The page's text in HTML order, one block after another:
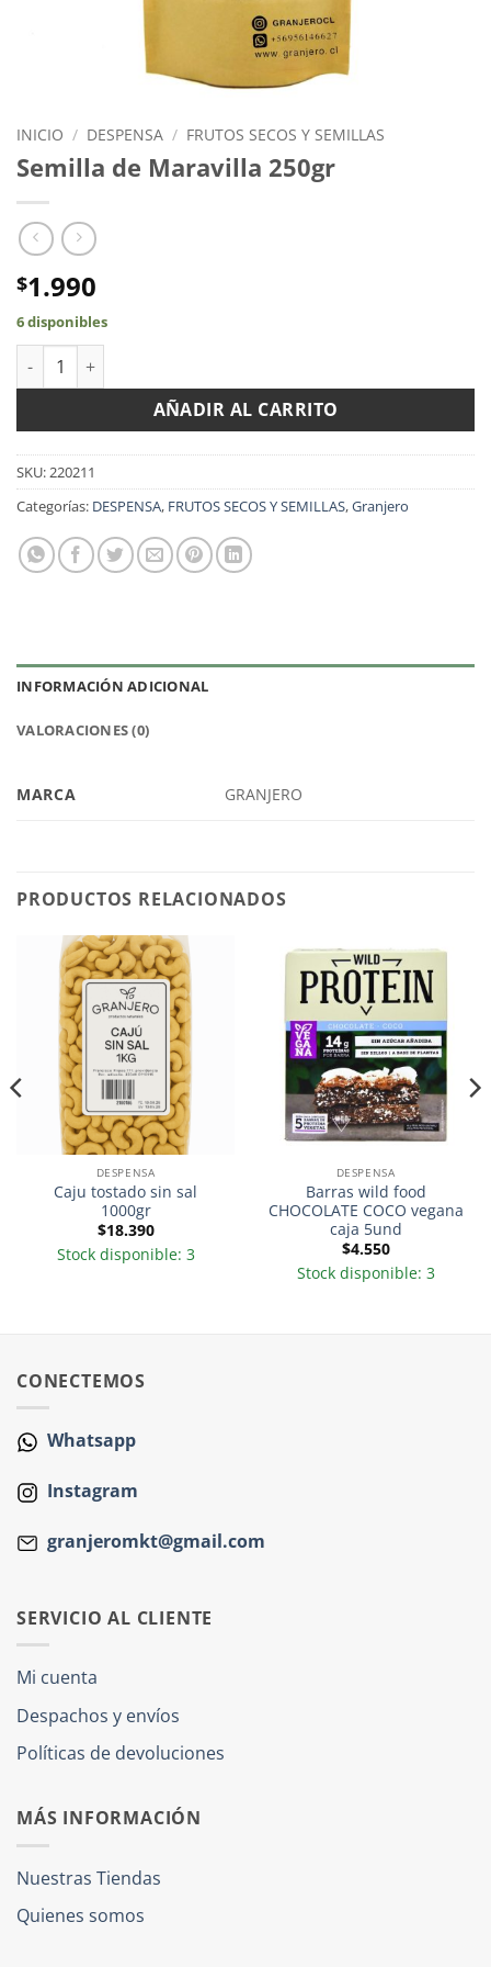
INICIO / DESPENSA / FRUTOS SECOS Y SEMILLAS
Semilla de Maravilla 250gr
$1.990
6 disponibles
Semilla de Maravilla 250gr cantidad
AÑADIR AL CARRITO
SKU:220211
Categorías: DESPENSA, FRUTOS SECOS Y SEMILLAS,Granjero
INFORMACIÓN ADICIONAL
VALORACIONES (0)
MARCA GRANJERO
PRODUCTOS RELACIONADOS
DESPENSA
Caju tostado sin sal
1000gr
$18.390
Stock disponible: 3
DESPENSA
Barras wild food
CHOCOLATE COCO vegana
caja 5und
$4.550
Stock disponible: 3
CONECTEMOS
Whatsapp
Instagram
granjeromkt@gmail.com
SERVICIO AL CLIENTE
Mi cuenta
Despachos y envíos
Políticas de devoluciones
MÁS INFORMACIÓN
Nuestras Tiendas
Quienes somos